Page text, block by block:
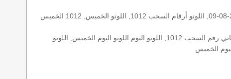
الأرقام الستة الاساسية, اللوتو اللبناني هذا اليوم اللوتو اليوم, اللوتو 1012 عو رقم سحب اللوتو ١٠١٢ بالحرف العربية اللوتو 1718, اللوتو 2012-08-09, اللوتو أرقام السحب 1012, اللوتو الخميس, 1012 الخميس
اللوتو اللبناني الخميس, اللوتو اللبناني الخميس اللوتو اللبناني الخميس 2012-08-09, اللوتو اللبناني اليوم اللوتو اللبناني رقم السحب اللوتو اللبناني رقم السحب 1012, اللوتو اليوم اللوتو اليوم الخميس, اللوتو